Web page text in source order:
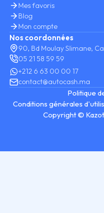
Mes favoris
Blog
Mon compte
Nos coordonnées
90, Bd Moulay Slimane,
05 21 58 59 59
+212 6 63 00 00 17
contact@autocash.ma
Copyright ©
Politique
Conditions générales